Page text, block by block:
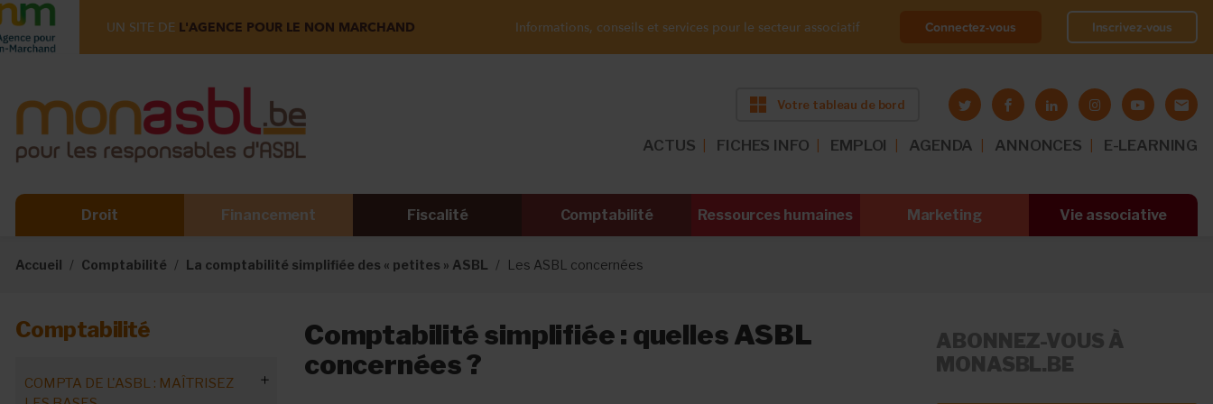
UN SITE DE L'AGENCE POUR LE NON MARCHAND Informations, conseils et services pour le secteur associatif Connectez-vous Inscrivez-vous
Votre tableau de bord
ACTUS FICHES INFO EMPLOI AGENDA ANNONCES E-LEARNING
Droit Financement Fiscalité Comptabilité Ressources humaines Marketing Vie associative
Accueil Comptabilité La comptabilité simplifiée des « petites » ASBL Les ASBL concernées
Comptabilité
COMPTA DE L'ASBL : MAÎTRISEZ
Comptabilité simplifiée : quelles ASBL
concernées ?
ABONNEZ-VOUS À
MONASBL.BE